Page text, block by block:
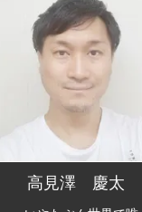
高見澤 慶太